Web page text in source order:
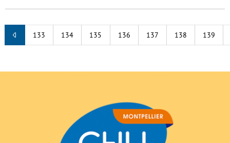
133 134 135 136 137 138 139